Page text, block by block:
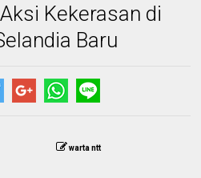
Kekerasan di
Baru
warta ntt